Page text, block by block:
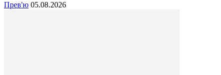
Прев'ю 05.08.2026